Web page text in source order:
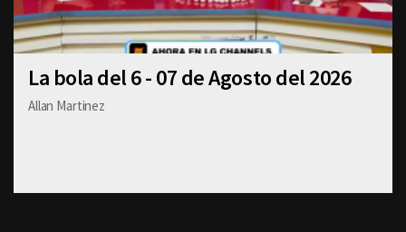
La bola del 6 - 07 de Agosto del 2026
Allan Martinez